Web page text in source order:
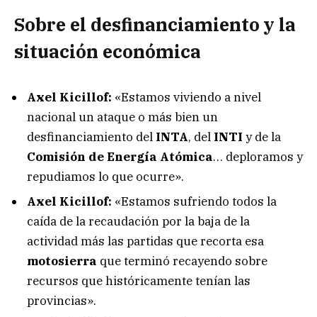
Sobre el desfinanciamiento y la
situación económica
Axel Kicillof: «Estamos viviendo a nivel
nacional un ataque o más bien un
desfinanciamiento del INTA, del INTI y de la
Comisión de Energía Atómica… deploramos y
repudiamos lo que ocurre».
Axel Kicillof: «Estamos sufriendo todos la
caída de la recaudación por la baja de la
actividad más las partidas que recorta esa
motosierra que terminó recayendo sobre
recursos que históricamente tenían las
provincias».